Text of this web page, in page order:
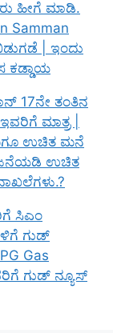
ಹೀಗೆ ಮಾಡಿ.
Samman
| ಇಂದು
ಕಡ್ಡಾಯ
17ನೇ ತಂತಿನ
ಮಾತ್ರ |
ಉಚಿತ ಮನೆ
ಉಚಿತ
ಸಿಎಂ
ಗುಡ್
Gas
ಗುಡ್ ನ್ಯೂಸ್